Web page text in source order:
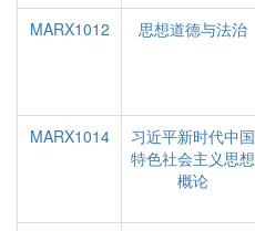
MARX1012
思想道德与法治
MARX1014
习近平新时代中国
特色社会主义思想
概论